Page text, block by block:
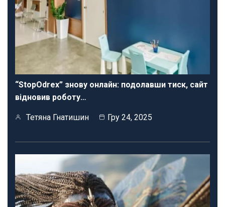
“StopOdrex” знову онлайн: подолавши тиск, сайт
відновив роботу…
Тетяна Гнатишин Гру 24, 2025